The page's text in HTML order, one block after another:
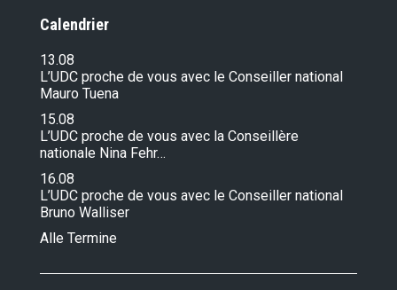
Calendrier
13.08
L’UDC proche de vous avec le Conseiller national
Mauro Tuena
15.08
L’UDC proche de vous avec la Conseillère
nationale Nina Fehr…
16.08
L’UDC proche de vous avec le Conseiller national
Bruno Walliser
Alle Termine